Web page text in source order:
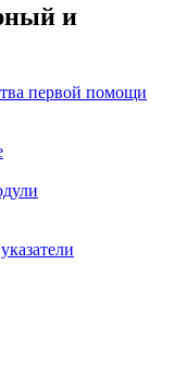
и
первой помощи